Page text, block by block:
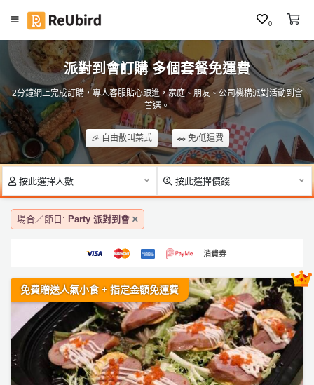
0
中
E
N
F
A
Q
登
入
服
及
產
誕
到
會
#
大
食
會
物
／
#
P
ty
對
到
派對到會訂購 多個套餐免運費
2分鐘網上完成訂購，專人客服貼心跟進，家庭、朋友、公司機構派對活動到會
首選。
🎉 自由散叫菜式 🚗 免/低運費
按此選擇人數 按此選擇價錢
場合／節日: Party 派對到會
消費券
免費贈送人氣小食 + 指定金額免運費